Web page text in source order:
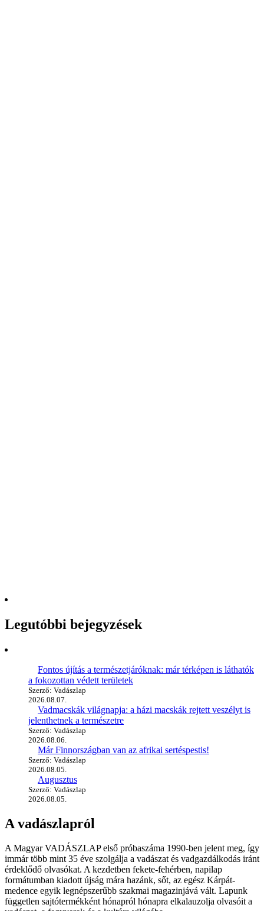
Legutóbbi bejegyzések
Fontos újítás a természetjáróknak: már térképen is láthatók
a fokozottan védett területek
Szerző: Vadászlap
2026.08.07.
Vadmacskák világnapja: a házi macskák rejtett veszélyt is
jelenthetnek a természetre
Szerző: Vadászlap
2026.08.06.
Már Finnországban van az afrikai sertéspestis!
Szerző: Vadászlap
2026.08.05.
Augusztus
Szerző: Vadászlap
2026.08.05.
A vadászlapról
A Magyar VADÁSZLAP első próbaszáma 1990-ben jelent meg, így
immár több mint 35 éve szolgálja a vadászat és vadgazdálkodás iránt
érdeklődő olvasókat. A kezdetben fekete-fehérben, napilap
formátumban kiadott újság mára hazánk, sőt, az egész Kárpát-
medence egyik legnépszerűbb szakmai magazinjává vált. Lapunk
független sajtótermékként hónapról hónapra elkalauzolja olvasóit a